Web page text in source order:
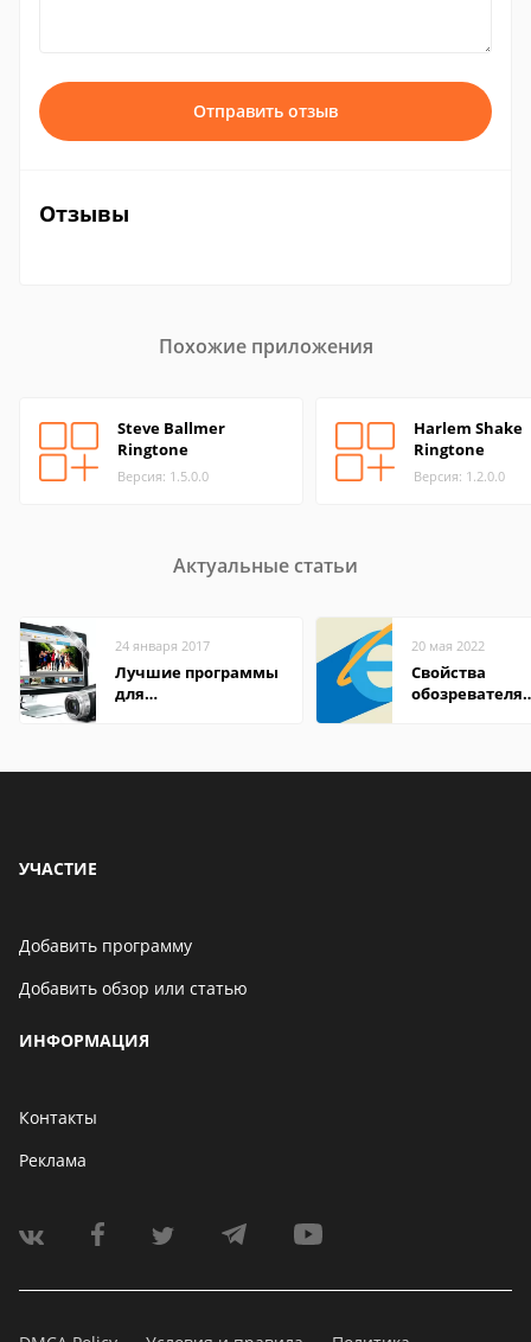
Отправить отзыв
Отзывы
Похожие приложения
Steve Ballmer
Ringtone
Версия: 1.5.0.0
Harlem Shake
Ringtone
Версия: 1.2.0.0
Актуальные статьи
24 января 2017
Лучшие программы
для
20 мая 2022
Свойства
обозревателя
УЧАСТИЕ
Добавить программу
Добавить обзор или статью
ИНФОРМАЦИЯ
Контакты
Реклама